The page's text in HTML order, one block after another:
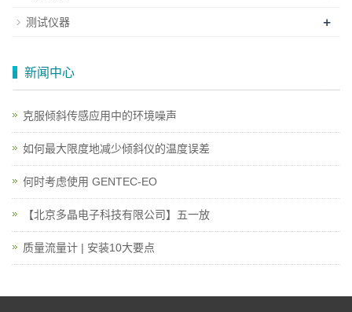
测试仪器 +
新闻中心
克服倾斜传感应用中的环境噪声
如何最大限度地减少倾斜仪的温度误差
何时考虑使用 GENTEC-EO
【北京多晶电子科技有限公司】五一放
质量流量计 | 安装10大要点